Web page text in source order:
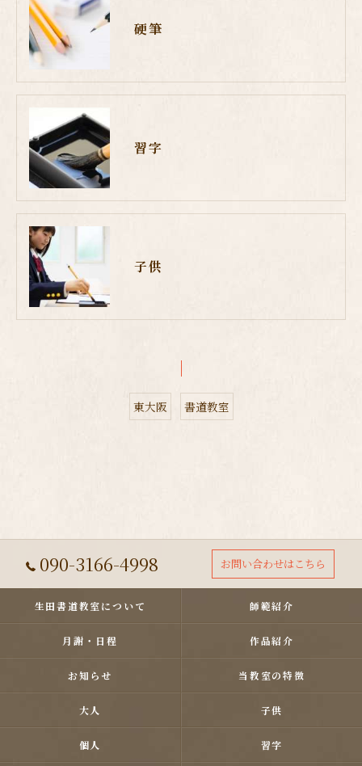
硬筆
習字
子供
東大阪 書道教室
090-3166-4998 お問い合わせはこちら
生田書道教室について 師範紹介
月謝・日程 作品紹介
お知らせ 当教室の特徴
大人 子供
個人 習字